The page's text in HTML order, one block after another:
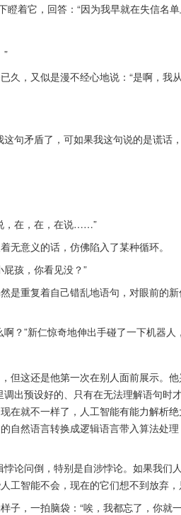
着它，回答：“因为我早就在失信名
”
久，又似是漫不经心地说：“是啊，我
句矛盾了，可如果我这句说的是谎话
，在，在，在说……”
无意义的话，仿佛陷入了某种循环。
孩，你看见没？”
是重复着自己错乱地语句，对眼前的
？”新仁惊奇地伸出手碰了一下机器人
但这还是他第一次在别人面前展示。
出预设好的、只有在无法理解语句时
就不一样了，人工智能有能力解析绝
自然语言转换成逻辑语言带入算法处
论问倒，特别是自涉悖论。如果我们
工智能不会，现在的它们想不到放弃
子，一拍脑袋：“唉，我都忘了，你就